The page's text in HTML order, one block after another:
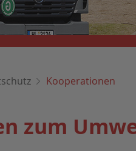
Kooperationen
zum